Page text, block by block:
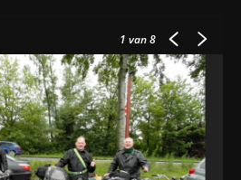
1 van 8